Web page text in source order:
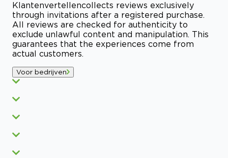
Klantenvertellencollects reviews exclusively
through invitations after a registered purchase.
All reviews are checked for authenticity to
exclude unlawful content and manipulation. This
guarantees that the experiences come from
actual customers.
Voor bedrijven